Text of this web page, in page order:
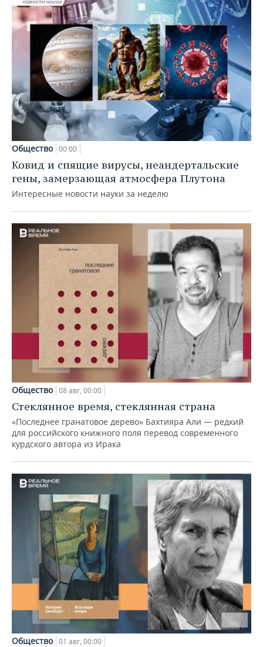
Общество 00:00
Ковид и спящие вирусы, неандертальские
гены, замерзающая атмосфера Плутона
Интересные новости науки за неделю
Общество 08 авг, 00:00
Стеклянное время, стеклянная страна
«Последнее гранатовое дерево» Бахтияра Али — редкий
для российского книжного поля перевод современного
курдского автора из Ирака
Общество 01 авг, 00:00